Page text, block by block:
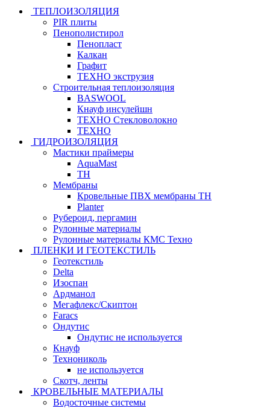
ТЕПЛОИЗОЛЯЦИЯ
PIR плиты
Пенополистирол
Пенопласт
Калкан
Графит
ТЕХНО экструзия
Строительная теплоизоляция
BASWOOL
Кнауф инсулейшн
ТЕХНО Стекловолокно
ТЕХНО
ГИДРОИЗОЛЯЦИЯ
Мастики праймеры
AquaMast
ТН
Мембраны
Кровельные ПВХ мембраны ТН
Planter
Рубероид, пергамин
Рулонные материалы
Рулонные материалы КМС Техно
ПЛЕНКИ И ГЕОТЕКСТИЛЬ
Геотекстиль
Delta
Изоспан
Ардманол
Мегафлекс/Скиптон
Faracs
Ондутис
Ондутис не используется
Кнауф
Технониколь
не используется
Скотч, ленты
КРОВЕЛЬНЫЕ МАТЕРИАЛЫ
Водосточные системы